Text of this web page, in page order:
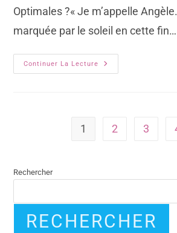
Optimales ?« Je m’appelle
marquée par le soleil en cette fin…
Continuer La Lecture
1 2 3
Rechercher
RECHERCHER